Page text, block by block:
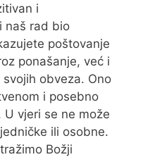
i
naš rad bio
poštovanje
ponašanje, već i
obveza. Ono
i posebno
vjeri se ne može
ili osobne.
Božji